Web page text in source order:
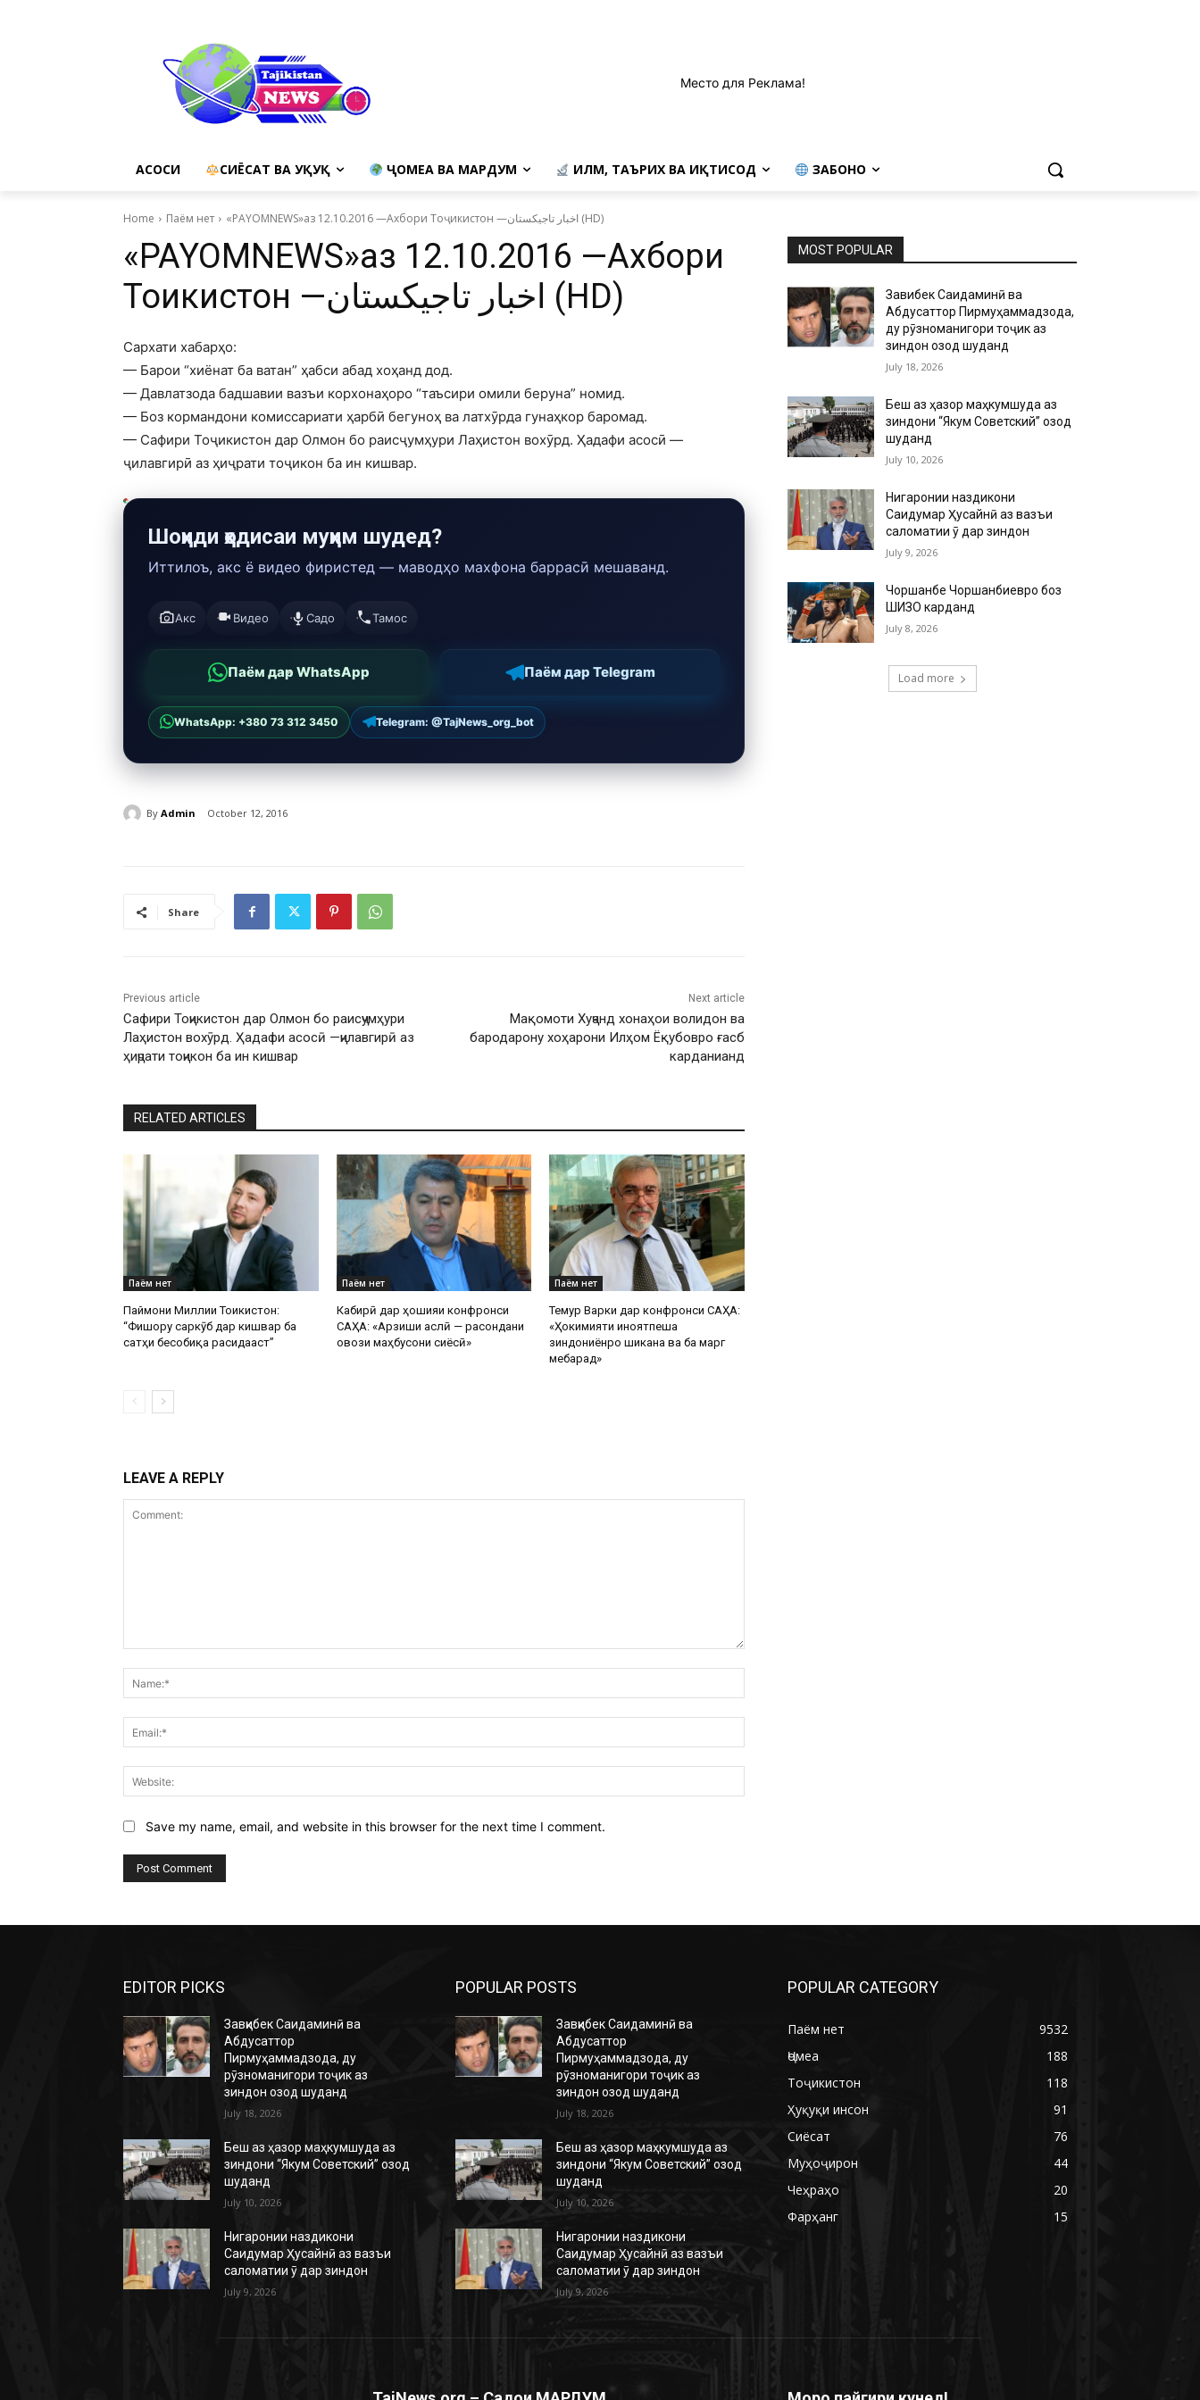
Место для Реклама!
АСОСИ СИЁСАТ ВА ҲУҚУҚ ҶОМЕА ВА МАРДУМ ИЛМ, ТАЪРИХ ВА ИҚТИСОД ЗАБОНҲО
Home Паём нет «PAYOMNEWS»аз 12.10.2016 —Ахбори Тоҷикистон —اخبار تاجيكستان (HD)
«PAYOMNEWS»аз 12.10.2016 —Ахбори
Тоҷикистон —اخبار تاجيكستان (HD)
Сархати хабарҳо:
— Барои “хиёнат ба ватан” ҳабси абад хоҳанд дод.
— Давлатзода бадшавии вазъи корхонаҳоро “таъсири омили беруна” номид.
— Боз кормандони комиссариати ҳарбӣ бегуноҳ ва латхӯрда гунаҳкор баромад.
— Сафири Тоҷикистон дар Олмон бо раисҷумҳури Лаҳистон вохӯрд. Ҳадафи асосӣ —
ҷилавгирӣ аз ҳиҷрати тоҷикон ба ин кишвар.
Шоҳиди ҳодисаи муҳим шудед?
Иттилоъ, акс ё видео фиристед — маводҳо махфона баррасӣ мешаванд.
Акс Видео Садо Тамос
Паём дар WhatsApp Паём дар Telegram
WhatsApp: +380 73 312 3450 Telegram: @TajNews_org_bot
By Admin October 12, 2016
Share
Previous article
Сафири Тоҷикистон дар Олмон бо раисҷумҳури
Лаҳистон вохӯрд. Ҳадафи асосӣ —ҷилавгирӣ аз
ҳиҷрати тоҷикон ба ин кишвар
Next article
Мақомоти Хуҷанд хонаҳои волидон ва
бародарону хоҳарони Илҳом Ёқубовро ғасб
карданианд
RELATED ARTICLES
Паём нет
Паймони Миллии Тоҷикистон:
“Фишору саркӯб дар кишвар ба
сатҳи бесобиқа расидааст”
Паём нет
Кабирӣ дар ҳошияи конфронси
САҲА: «Арзиши аслӣ — расондани
овози маҳбусони сиёсӣ»
Паём нет
Темур Варки дар конфронси САҲА:
«Ҳокимияти ҷиноятпеша
зиндониёнро шиканҷа ва ба марг
мебарад»
LEAVE A REPLY
Save my name, email, and website in this browser for the next time I comment.
MOST POPULAR
Завқибек Саидаминӣ ва
Абдусаттор Пирмуҳаммадзода,
ду рӯзноманигори тоҷик аз
зиндон озод шуданд
July 18, 2026
Беш аз ҳазор маҳкумшуда аз
зиндони “Якум Советский” озод
шуданд
July 10, 2026
Нигаронии наздикони
Саидумар Ҳусайнӣ аз вазъи
саломатии ӯ дар зиндон
July 9, 2026
Чоршанбе Чоршанбиевро боз
ШИЗО карданд
July 8, 2026
Load more
EDITOR PICKS
Завқибек Саидаминӣ ва
Абдусаттор
Пирмуҳаммадзода, ду
рӯзноманигори тоҷик аз
зиндон озод шуданд
July 18, 2026
Беш аз ҳазор маҳкумшуда аз
зиндони “Якум Советский” озод
шуданд
July 10, 2026
Нигаронии наздикони
Саидумар Ҳусайнӣ аз вазъи
саломатии ӯ дар зиндон
July 9, 2026
POPULAR POSTS
Завқибек Саидаминӣ ва
Абдусаттор
Пирмуҳаммадзода, ду
рӯзноманигори тоҷик аз
зиндон озод шуданд
July 18, 2026
Беш аз ҳазор маҳкумшуда аз
зиндони “Якум Советский” озод
шуданд
July 10, 2026
Нигаронии наздикони
Саидумар Ҳусайнӣ аз вазъи
саломатии ӯ дар зиндон
July 9, 2026
POPULAR CATEGORY
Паём нет
9532
Ҷомеа
188
Тоҷикистон
118
Ҳуқуқи инсон
91
Сиёсат
76
Муҳоҷирон
44
Чеҳраҳо
20
Фарҳанг
15